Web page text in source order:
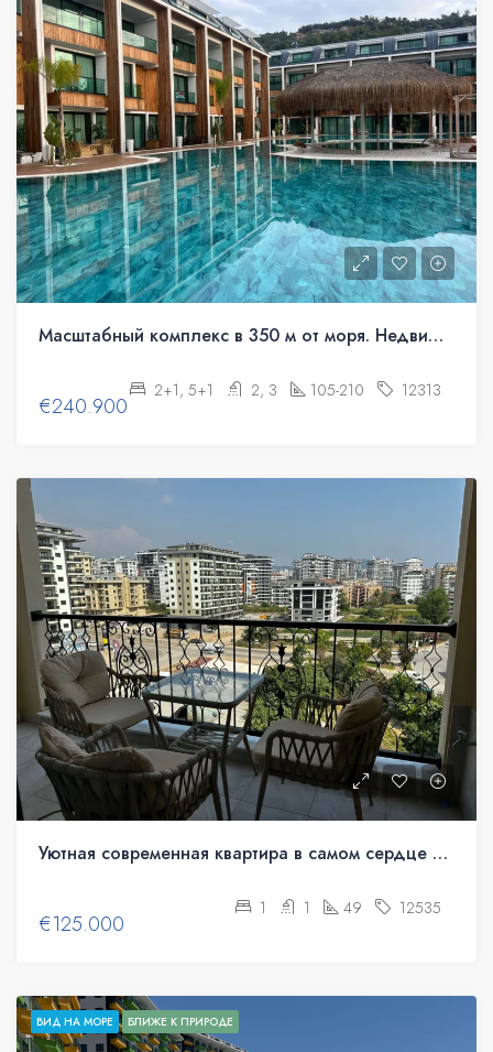
Масштабный комплекс в 350 м от моря. Недвижимость под гражданство.
€240.900
2+1, 5+1 2, 3 105-210 12313
Уютная современная квартира в самом сердце Махмутлара
€125.000
1 1 49 12535
ВИД НА МОРЕ БЛИЖЕ К ПРИРОДЕ